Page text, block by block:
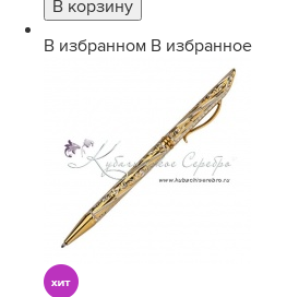
В избранном В избранное